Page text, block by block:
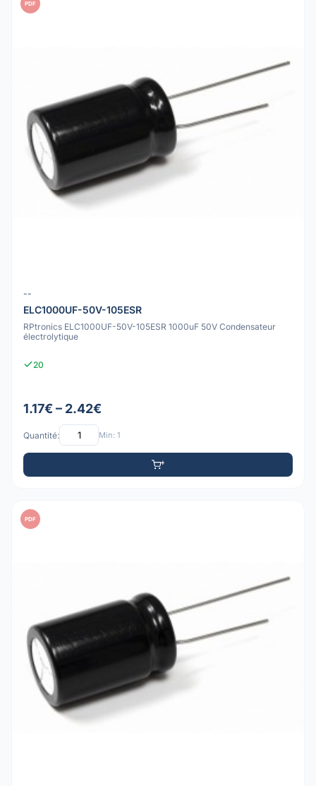
PDF
--
ELC1000UF-50V-105ESR
RPtronics ELC1000UF-50V-105ESR 1000uF 50V Condensateur
électrolytique
20
1.17€ – 2.42€
Quantité: Min: 1
PDF